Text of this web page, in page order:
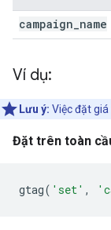
campaign name
Ví dụ:
Lưu ý: Việc đặt
Đặt trên toàn
gtag( 'set' ,